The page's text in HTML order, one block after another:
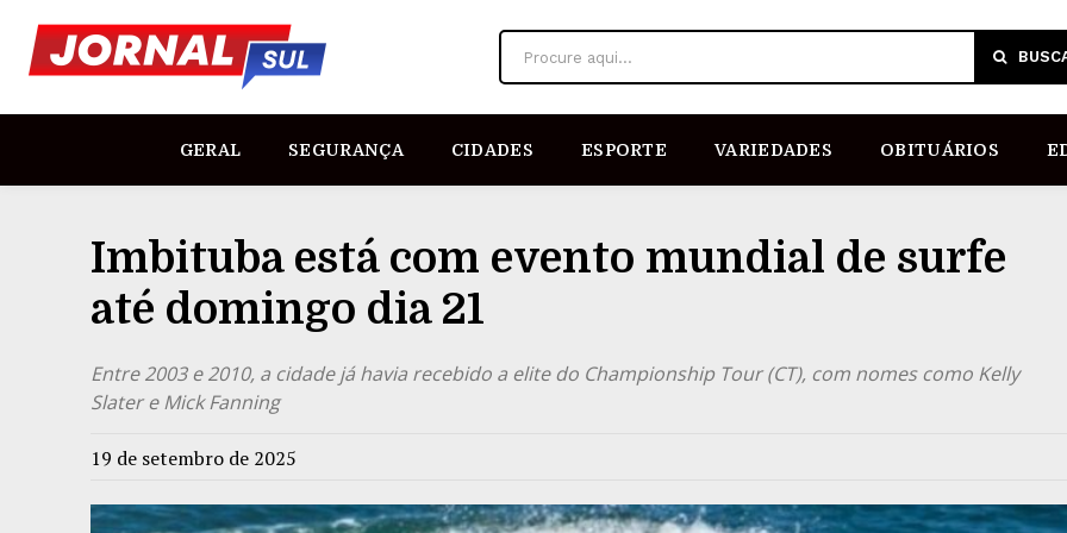
Procure aqui...
GERAL SEGURANÇA CIDADES ESPORTE VARIEDADES OBITUÁRIOS
Imbituba está com evento mundial de surfe
até domingo dia 21
Entre 2003 e 2010, a cidade já havia recebido a elite do Championship Tour (CT), com nomes como Kelly
Slater e Mick Fanning
19 de setembro de 2025